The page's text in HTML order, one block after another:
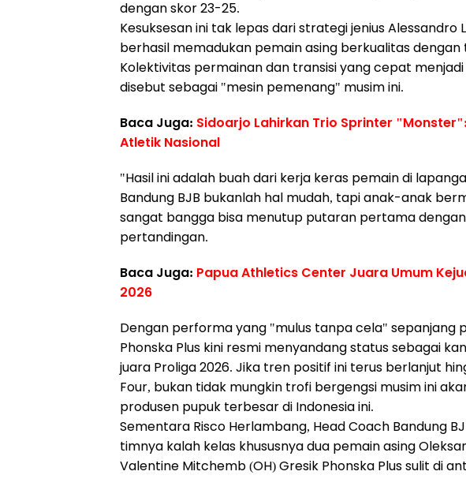
dengan skor 23-25.
Kesuksesan ini tak lepas dari strategi jenius Alessandro
berhasil memadukan pemain asing berkualitas
Kolektivitas permainan dan transisi yang cepat
disebut sebagai "mesin pemenang" musim ini.
Baca Juga: Sidoarjo Lahirkan Trio Sprinter
Atletik Nasional
"Hasil ini adalah buah dari kerja keras pemain di
Bandung BJB bukanlah hal mudah, tapi anak-anak
sangat bangga bisa menutup putaran pertama dengan
pertandingan.
Baca Juga: Papua Athletics Center Juara Umum
2026
Dengan performa yang "mulus tanpa cela" sepanjang
Phonska Plus kini resmi menyandang status sebagai
juara Proliga 2026. Jika tren positif ini terus berlanjut
Four, bukan tidak mungkin trofi bergengsi musim ini
produsen pupuk terbesar di Indonesia ini.
Sementara Risco Herlambang, Head Coach Bandung
timnya kalah kelas khususnya dua pemain asing
Valentine Mitchemb (OH) Gresik Phonska Plus sulit di